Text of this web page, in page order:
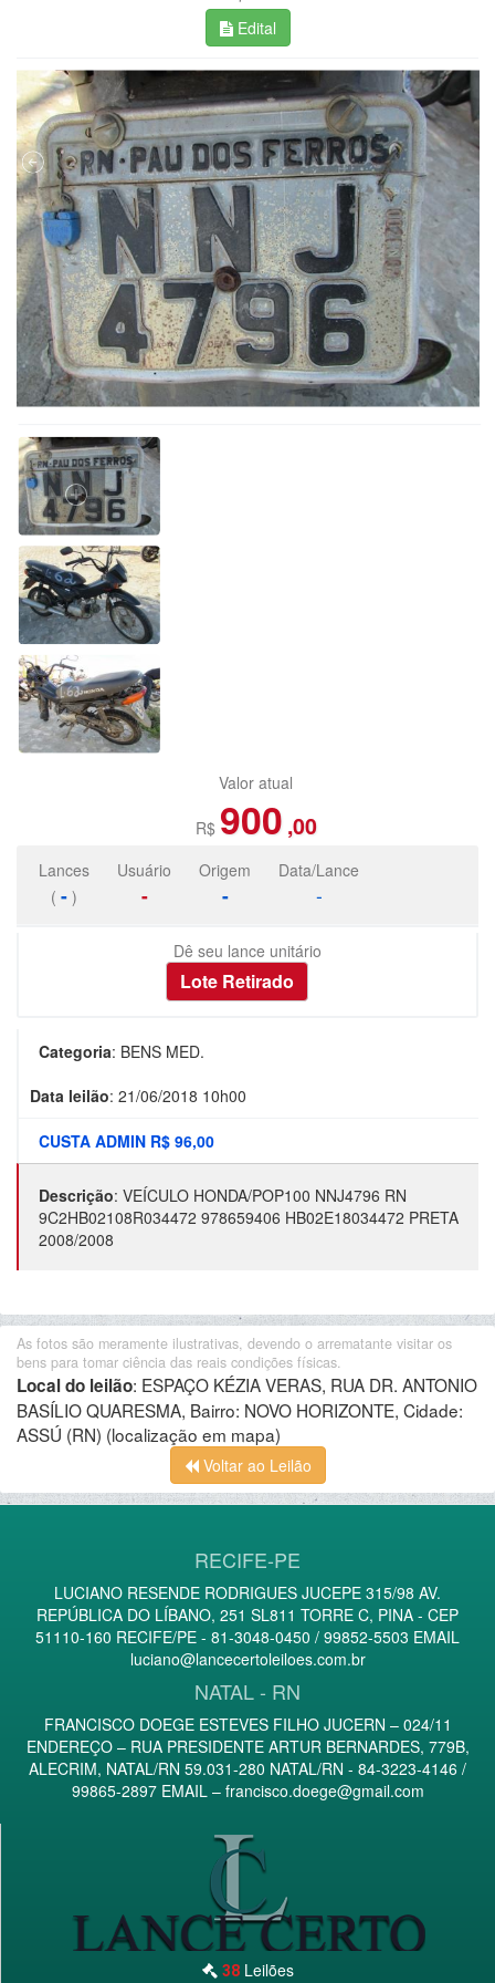
Edital
Valor atual
R$ 900 ,00
Lances
( - )
Usuário
-
Origem
-
Data/Lance
-
Dê seu lance unitário
Categoria: BENS MED.
Data leilão: 21/06/2018 10h00
CUSTA ADMIN R$ 96,00
Descrição: VEÍCULO HONDA/POP100 NNJ4796 RN
9C2HB02108R034472 978659406 HB02E18034472 PRETA
2008/2008
As fotos são meramente ilustrativas, devendo o arrematante visitar os
bens para tomar ciência das reais condições físicas.
Local do leilão: ESPAÇO KÉZIA VERAS, RUA DR. ANTONIO
BASÍLIO QUARESMA, Bairro: NOVO HORIZONTE, Cidade:
ASSÚ (RN) (localização em mapa)
Voltar ao Leilão
RECIFE-PE
LUCIANO RESENDE RODRIGUES JUCEPE 315/98 AV.
REPÚBLICA DO LÍBANO, 251 SL811 TORRE C, PINA - CEP
51110-160 RECIFE/PE - 81-3048-0450 / 99852-5503 EMAIL
luciano@lancecertoleiloes.com.br
NATAL - RN
FRANCISCO DOEGE ESTEVES FILHO JUCERN – 024/11
ENDEREÇO – RUA PRESIDENTE ARTUR BERNARDES, 779B,
ALECRIM, NATAL/RN 59.031-280 NATAL/RN - 84-3223-4146 /
99865-2897 EMAIL – francisco.doege@gmail.com
38 Leilões